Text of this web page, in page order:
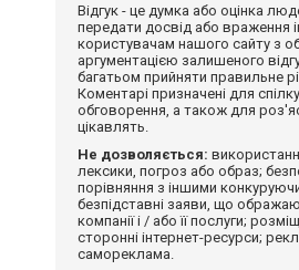
Відгук - це думка або оцінка
передати досвід або враження
користувачам нашого сайту з
аргументацією залишеного
багатьом прийняти правильне
Коментарі призначені для
обговорення, а також для
цікавлять.
Не дозволяється:
лексики, погроз або образ;
порівняння з іншими
безпідставні заяви, що
компанії і / або її послуги;
сторонні інтернет-ресурси;
самореклама.